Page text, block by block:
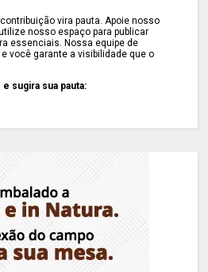
vira pauta. Apoie nosso
nosso espaço para publicar
essenciais. Nossa equipe de
você garante a visibilidade que o
sugira sua pauta: